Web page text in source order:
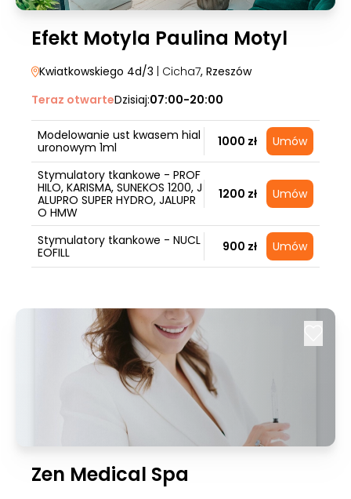
Efekt Motyla Paulina Motyl
Kwiatkowskiego 4d/3 | Cicha7, Rzeszów
Teraz otwarteDzisiaj:07:00-20:00
Modelowanie ust kwasem hial
uronowym 1ml
1000 zł Umów
Stymulatory tkankowe - PROF
HILO, KARISMA, SUNEKOS 1200, J
ALUPRO SUPER HYDRO, JALUPR
O HMW
1200 zł Umów
Stymulatory tkankowe - NUCL
EOFILL
900 zł Umów
Zen Medical Spa